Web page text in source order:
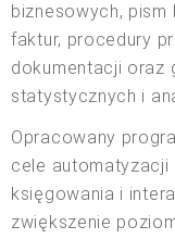
biznesowych,
faktur, procedury
dokumentacji oraz
statystycznych i
Opracowany
cele
księgowania i
zwiększenie